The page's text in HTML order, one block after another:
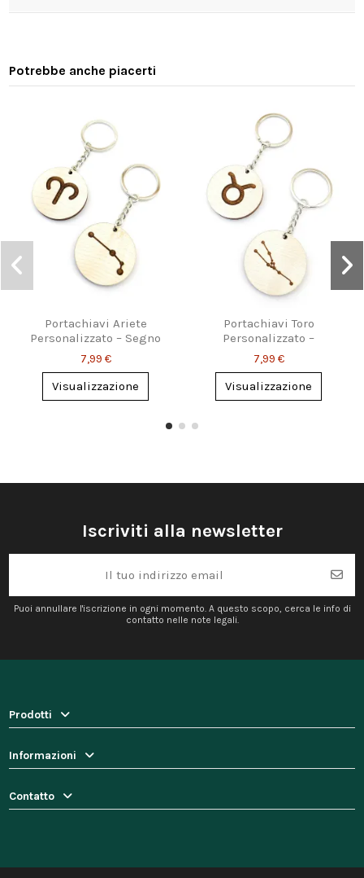
Potrebbe anche piacerti
Portachiavi Ariete
Personalizzato – Segno
Zodiacale
7,99 €
Visualizzazione
Portachiavi Toro
Personalizzato –
Simbolo o Costellazione
7,99 €
Visualizzazione
Iscriviti alla newsletter
Puoi annullare l'iscrizione in ogni momento. A questo scopo, cerca le info di
contatto nelle note legali.
Prodotti
Informazioni
Contatto